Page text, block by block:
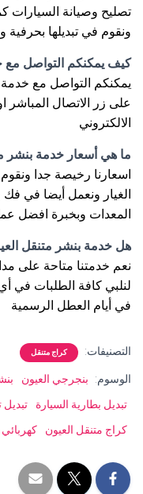
تصليح وصيانة السيارات
ونقوم في تبديلها
كيف يمكنكم التواصل مع
يمكنكم التواصل مع
على زر الاتصال
الالكتروني
ما هي أسعار خدمة بنشر
اسعارنا رخيصة جدا
الغيار ونعمل أيضا في
المعدات وبخبرة افضل
هل خدمة بنشر متنقل
نعم خدمتنا متاحة على
لنلبي كافة الطلبات في
في أيام العطل الرسمية
التصنيفات: كراج متنقل
الوسوم: بنجرجي العيون
تبديل بطارية السيارة
تبديل
كراج متنقل العيون